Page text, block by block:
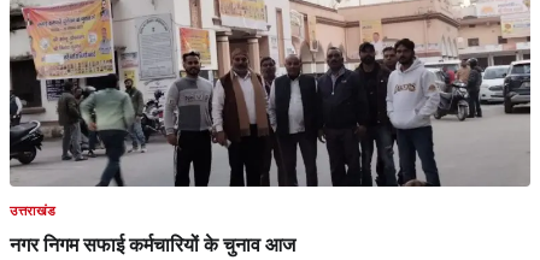
उत्तराखंड
नगर निगम सफाई कर्मचारियों के चुनाव आज